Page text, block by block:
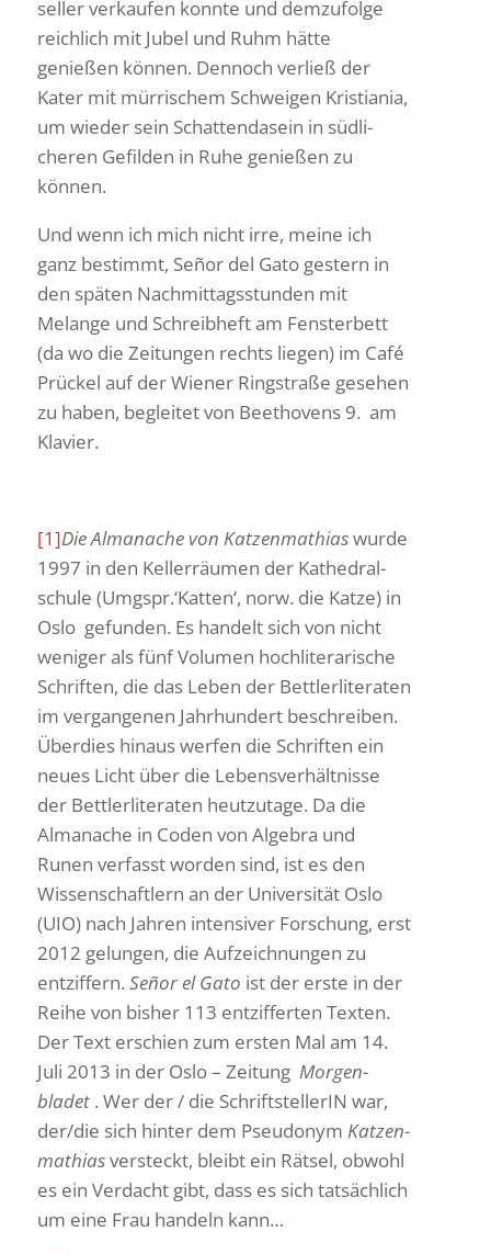
seller verkaufen konnte und demzu­folge
reich­lich mit Jubel und Ruhm hätte
genießen können. Dennoch verließ der
Kater mit mürri­schem Schweigen Kris­tiania,
um wieder sein Schat­ten­da­sein in südli­
cheren Gefilden in Ruhe genießen zu
können.
Und wenn ich mich nicht irre, meine ich
ganz bestimmt, Señor del Gato gestern in
den späten Nach­mit­tags­stunden mit
Melange und Schreib­heft am Fens­ter­bett
(da wo die Zeitungen rechts liegen) im Café
Prückel auf der Wiener Ring­straße gesehen
zu haben, begleitet von Beet­ho­vens 9. am
Klavier.
[1]Die Alma­nache von Katzen­ma­thiaswurde
1997 in den Keller­räumen der Kathe­dral­
schule (Umgspr.‘Katten‘, norw. die Katze) in
Oslo gefunden. Es handelt sich von nicht
weniger als fünf Volumen hoch­li­te­ra­ri­sche
Schriften, die das Leben der Bett­ler­li­te­raten
im vergan­genen Jahr­hun­dert beschreiben.
Über­dies hinaus werfen die Schriften ein
neues Licht über die Lebens­ver­hält­nisse
der Bett­ler­li­te­raten heut­zu­tage. Da die
Alma­nache in Coden von Algebra und
Runen verfasst worden sind, ist es den
Wissen­schaft­lern an der Univer­sität Oslo
(UIO) nach Jahren inten­siver Forschung, erst
2012 gelungen, die Aufzeich­nungen zu
entzif­fern. Señor el Gato ist der erste in der
Reihe von bisher 113 entzif­ferten Texten.
Der Text erschien zum ersten Mal am 14.
Juli 2013 in der Oslo – Zeitung Morgen­
bladet. Wer der / die Schrift­stel­lerIN war,
der/die sich hinter dem Pseud­onym Katzen­
ma­thiasversteckt, bleibt ein Rätsel, obwohl
es ein Verdacht gibt, dass es sich tatsäch­lich
um eine Frau handeln kann…